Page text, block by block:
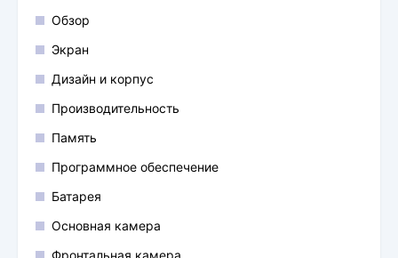
Обзор
Экран
Дизайн и корпус
Производительность
Память
Программное обеспечение
Батарея
Основная камера
Фронтальная камера